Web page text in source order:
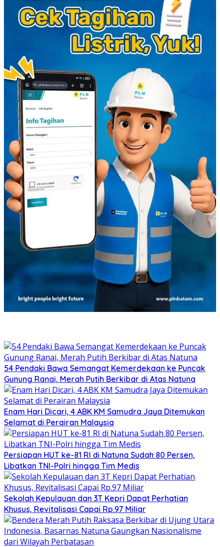
54 Pendaki Bawa Semangat Kemerdekaan ke Puncak
Gunung Ranai, Merah Putih Berkibar di Atas Natuna
Enam Hari Dicari, 4 ABK KM Samudra Jaya Ditemukan
Selamat di Perairan Malaysia
Persiapan HUT ke-81 RI di Natuna Sudah 80 Persen,
Libatkan TNI-Polri hingga Tim Medis
Sekolah Kepulauan dan 3T Kepri Dapat Perhatian
Khusus, Revitalisasi Capai Rp.97 Miliar